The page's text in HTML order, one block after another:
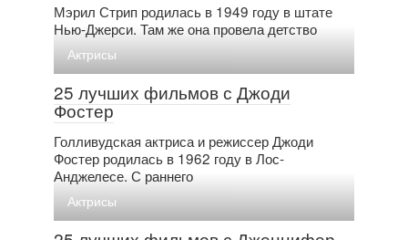
Мэрил Стрип родилась в 1949 году в штате
Нью-Джерси. Там же она провела детство
Актрисы
25 лучших фильмов с Джоди
Фостер
Голливудская актриса и режиссер Джоди
Фостер родилась в 1962 году в Лос-
Анджелесе. С раннего
Актрисы